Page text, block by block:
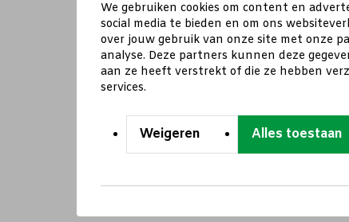
We gebruiken cookies om content en
social media te bieden en om ons
over jouw gebruik van onze site met onze
analyse. Deze partners kunnen deze
aan ze heeft verstrekt of die ze hebben
services.
Weigeren Alles toestaan